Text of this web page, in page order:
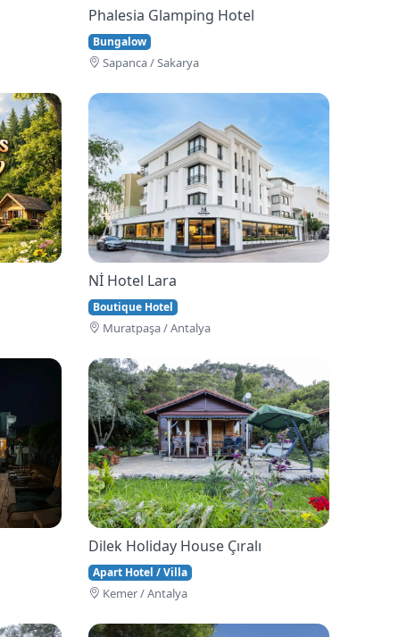
Phalesia Glamping Hotel
Bungalow
Sapanca / Sakarya
Nİ Hotel Lara
Boutique Hotel
Muratpaşa / Antalya
Dilek Holiday House Çıralı
Apart Hotel / Villa
Kemer / Antalya